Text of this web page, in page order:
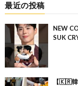
最近の投稿
NEW
SUK
【🇰🇷韓